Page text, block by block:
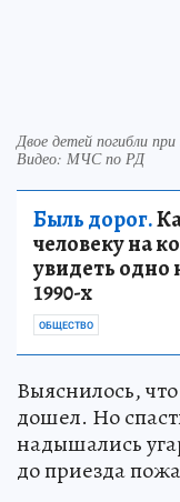
Двое детей погибли
Видео: МЧС по РД
Быль дорог.
человеку на
увидеть одно
1990-х
ОБЩЕСТВО
Выяснилось,
дошел. Но
надышались
до приезда